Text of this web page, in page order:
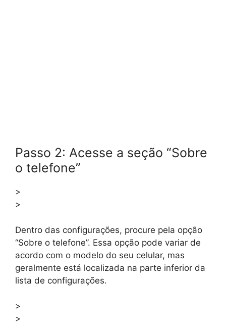
Passo 2: Acesse a seção “Sobre
o telefone”
>
>
Dentro das configurações, procure pela opção
“Sobre o telefone”. Essa opção pode variar de
acordo com o modelo do seu celular, mas
geralmente está localizada na parte inferior da
lista de configurações.
>
>